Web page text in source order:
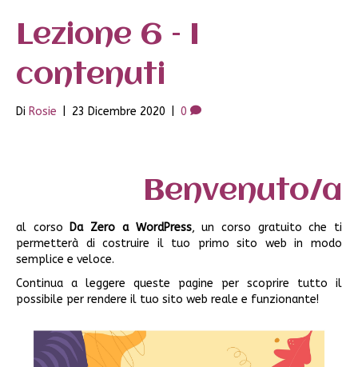
Lezione 6 – I
contenuti
Di Rosie 23 Dicembre 2020 0
Benvenuto/a
al corso Da Zero a WordPress, un corso gratuito che ti
permetterà di costruire il tuo primo sito web in modo
semplice e veloce.
Continua a leggere queste pagine per scoprire tutto il
possibile per rendere il tuo sito web reale e funzionante!